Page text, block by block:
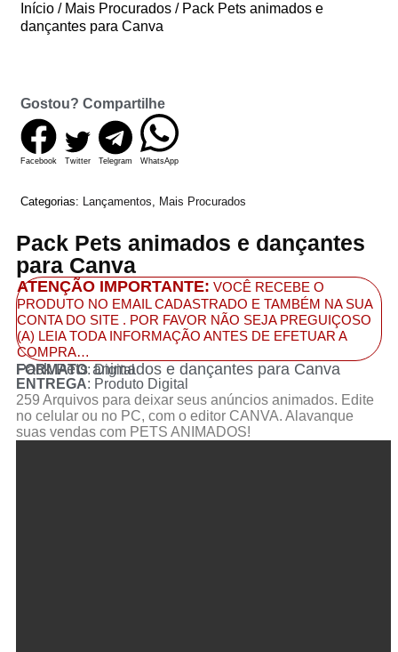
Início / Mais Procurados / Pack Pets animados e
dançantes para Canva
Gostou? Compartilhe
Facebook Twitter Telegram WhatsApp
Categorias: Lançamentos, Mais Procurados
Pack Pets animados e dançantes
para Canva
ATENÇÃO IMPORTANTE: VOCÊ RECEBE O
PRODUTO NO EMAIL CADASTRADO E TAMBÉM NA SUA
CONTA DO SITE . POR FAVOR NÃO SEJA PREGUIÇOSO
(A) LEIA TODA INFORMAÇÃO ANTES DE EFETUAR A
COMPRA…
Pack Pets animados e dançantes para Canva
FORMATO: Digital
ENTREGA: Produto Digital
259 Arquivos para deixar seus anúncios animados. Edite
no celular ou no PC, com o editor CANVA. Alavanque
suas vendas com PETS ANIMADOS!